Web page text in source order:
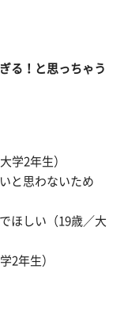
る！と思っちゃう
学2年生）
と思わないため
ほしい（19歳／大
2年生）